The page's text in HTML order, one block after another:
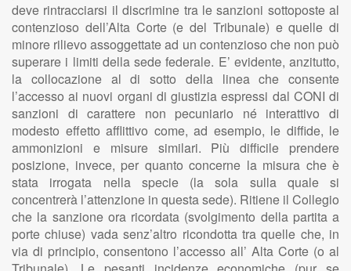
deve rintracciarsi il discrimine tra le sanzioni sottoposte al
contenzioso dell’Alta Corte (e del Tribunale) e quelle di
minore rilievo assoggettate ad un contenzioso che non può
superare i limiti della sede federale. E’ evidente, anzitutto,
la collocazione al di sotto della linea che consente
l’accesso ai nuovi organi di giustizia espressi dal CONI di
sanzioni di carattere non pecuniario né interattivo di
modesto effetto afflittivo come, ad esempio, le diffide, le
ammonizioni e misure similari. Più difficile prendere
posizione, invece, per quanto concerne la misura che è
stata irrogata nella specie (la sola sulla quale si
concentrerà l’attenzione in questa sede). Ritiene il Collegio
che la sanzione ora ricordata (svolgimento della partita a
porte chiuse) vada senz’altro ricondotta tra quelle che, in
via di principio, consentono l’accesso all’ Alta Corte (o al